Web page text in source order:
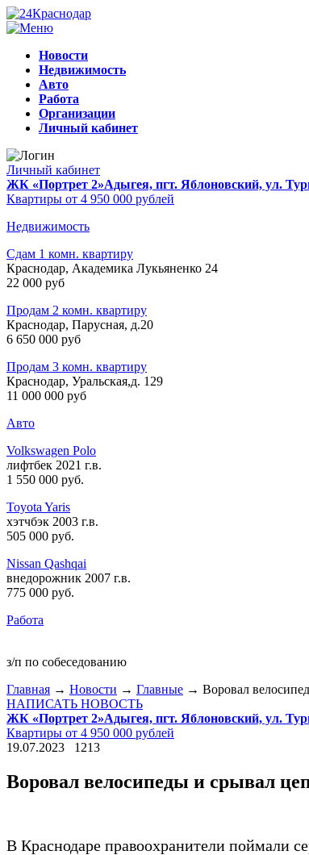
Новости
Недвижимость
Авто
Работа
Организации
Личный кабинет
Личный кабинет
ЖК «Портрет 2»Адыгея, пгт. Яблоновский, ул.
Квартиры от 4 950 000 рублей
Недвижимость
Сдам 1 комн. квартиру
Краснодар, Академика Лукьяненко 24
22 000 руб
Продам 2 комн. квартиру
Краснодар, Парусная, д.20
6 650 000 руб
Продам 3 комн. квартиру
Краснодар, Уральская,д. 129
11 000 000 руб
Авто
Volkswagen Polo
лифтбек 2021 г.в.
1 550 000 руб.
Toyota Yaris
хэтчбэк 2003 г.в.
505 000 руб.
Nissan Qashqai
внедорожник 2007 г.в.
775 000 руб.
Работа
з/п по собеседованию
Главная → Новости → Главные → Воровал
НАПИСАТЬ НОВОСТЬ
ЖК «Портрет 2»Адыгея, пгт. Яблоновский, ул.
Квартиры от 4 950 000 рублей
19.07.2023
1213
Воровал велосипеды и срывал
В Краснодаре правоохранители поймали